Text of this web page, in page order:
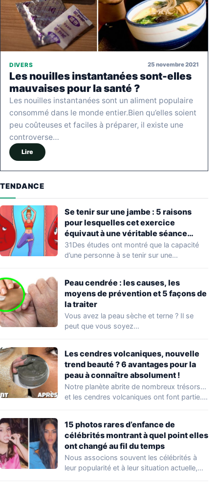
DIVERS 25 novembre 2021
Les nouilles instantanées sont-elles
mauvaises pour la santé ?
Les nouilles instantanées sont un aliment populaire
consommé dans le monde entier.Bien qu’elles soient
peu coûteuses et faciles à préparer, il existe une
controverse…
Lire
TENDANCE
Se tenir sur une jambe : 5 raisons
pour lesquelles cet exercice
équivaut à une véritable séance
d’entraînement
31Des études ont montré que la capacité
d’une personne à se tenir sur une…
Peau cendrée : les causes, les
moyens de prévention et 5 façons de
la traiter
Vous avez la peau sèche et terne ? Il se
peut que vous soyez…
Les cendres volcaniques, nouvelle
trend beauté ? 6 avantages pour la
peau à connaître absolument !
Notre planète abrite de nombreux trésors…
et les cendres volcaniques ont font partie.
15 photos rares d’enfance de
célébrités montrant à quel point elles
ont changé au fil du temps
Nous associons souvent les célébrités à
leur popularité et à leur situation actuelle,